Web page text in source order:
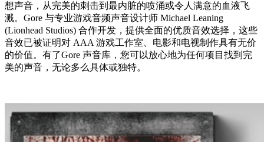
想声音，从完美的刺击到最内脏的喷涌或令人满意的血液飞
溅。Gore 与专业游戏音频声音设计师 Michael Leaning
(Lionhead Studios) 合作开发，提供全面的优质音效选择，这些
音效已被证明对 AAA 游戏工作室、电影和电视制作具有无价
的价值。有了Gore 声音库，您可以放心地为任何项目找到完
美的声音，无论多么具体或独特。